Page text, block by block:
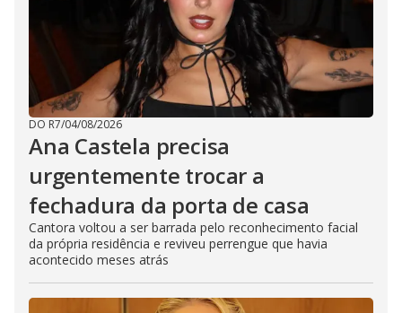
DO R7/04/08/2026
Ana Castela precisa
urgentemente trocar a
fechadura da porta de casa
Cantora voltou a ser barrada pelo reconhecimento facial
da própria residência e reviveu perrengue que havia
acontecido meses atrás